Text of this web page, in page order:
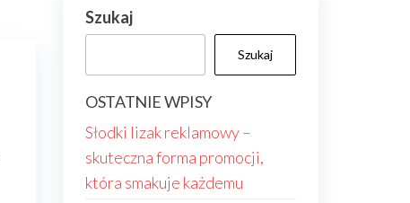
Szukaj
Szukaj
OSTATNIE WPISY
Słodki lizak reklamowy –
skuteczna forma promocji,
która smakuje każdemu